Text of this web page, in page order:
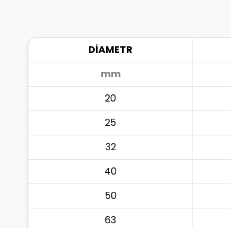
DİAMETR
mm
20
25
32
40
50
63